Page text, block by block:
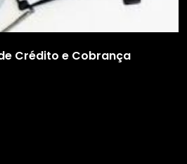
Crédito e Cobrança